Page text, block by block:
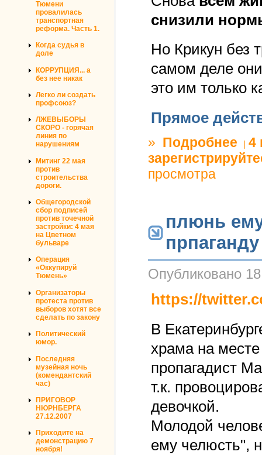
Тюмени
провалилась
транспортная
реформа. Часть 1.
Когда судья в
доле
КОРРУПЦИЯ... а
без нее никак
Легко ли создать
профсоюз?
ЛЖЕВЫБОРЫ
СКОРО - горячая
линия по
нарушениям
Митинг 22 мая
против
строительства
дороги.
Общегородской
сбор подписей
против точечной
застройки: 4 мая
на Цветном
бульваре
Операция
«Оккупируй
Тюмень»
Организаторы
протеста против
выборов хотят все
сделать по закону
Политический
юмор.
Последняя
музейная ночь
(комендантский
час)
ПРИГОВОР
НЮРНБЕРГА
27.12.2007
Приходите на
демонстрацию 7
ноября!
снизили
Но Крикун без
самом деле
это им только
Прямое
» Подробнее о 4
просмотра
плюнь
прпаганду
Опубликовано
https://
В
храма на месте
пропагадист
т.к.
девочкой.
Молодой
ему челюсть",